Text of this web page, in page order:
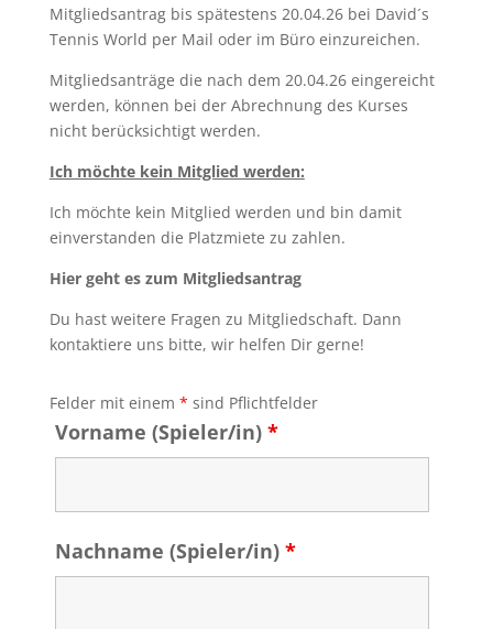
Mitgliedsantrag bis spätestens 20.04.26 bei David´s
Tennis World per Mail oder im Büro einzureichen.
Mitgliedsanträge die nach dem 20.04.26 eingereicht
werden, können bei der Abrechnung des Kurses
nicht berücksichtigt werden.
Ich möchte kein Mitglied werden:
Ich möchte kein Mitglied werden und bin damit
einverstanden die Platzmiete zu zahlen.
Hier geht es zum Mitgliedsantrag
Du hast weitere Fragen zu Mitgliedschaft. Dann
kontaktiere uns bitte, wir helfen Dir gerne!
Felder mit einem * sind Pflichtfelder
Vorname (Spieler/in) *
Nachname (Spieler/in) *